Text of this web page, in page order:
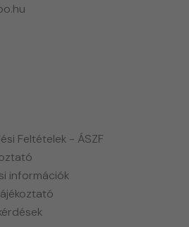
Feltételek - ÁSZF
információk